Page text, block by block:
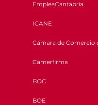
EmpleaCantabria
ICANE
Cámara de Comercio
Camerfirma
BOC
BOE